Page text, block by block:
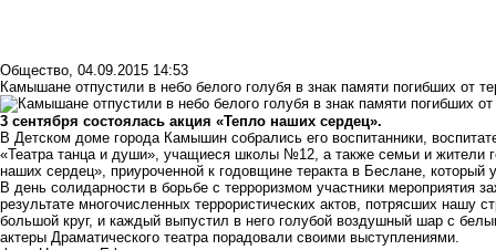
Общество, 04.09.2015 14:53
Камышане отпустили в небо белого голубя в знак памяти погибших от
3 сентября состоялась акция «Тепло наших сердец».
В Детском доме города Камышин собрались его воспитанники,
«Театра танца и души», учащиеся школы №12, а также семьи и жители
наших сердец», приуроченной к годовщине теракта в Беслане, который
В день солидарности в борьбе с терроризмом участники мероприятия
результате многочисленных террористических актов, потрясших нашу
большой круг, и каждый выпустил в него голубой воздушный шар с
актеры Драматического театра порадовали своими выступлениями.